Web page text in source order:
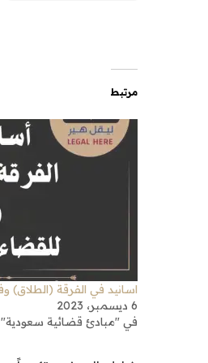
مرتبط
اسانيد في الفرقة (الطلاق)
6 ديسمبر، 2023
في "مبادئ قضائية سعودية"